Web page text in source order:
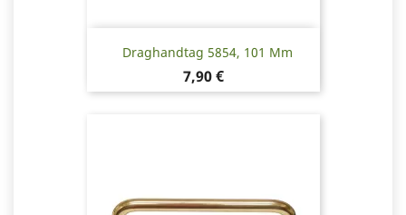
Draghandtag 5854, 101 Mm
Pris
7,90 €